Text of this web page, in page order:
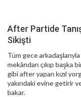
After Partide
Sikişti
Tüm gece
mekândan çıkıp başka
gibi after yapan kızıl
yakındaki evine getirir ve
bakar.